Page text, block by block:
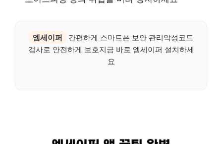
엠세이퍼
간편하게 스마트폰 보안 관리악성코드
검사로 안전하게 보호지금 바로 엠세이퍼 설치하세
요